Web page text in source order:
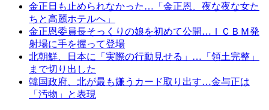
金正日も止められなかった…「金正恩、夜な夜な女た
ちと高麗ホテルへ」
金正恩委員長そっくりの娘を初めて公開…ＩＣＢＭ発
射場に手を握って登場
北朝鮮、日本に「実際の行動見せる」…「領土完整」
まで切り出した
韓国政府、北が最も嫌うカード取り出す…金与正は
「汚物」と表現